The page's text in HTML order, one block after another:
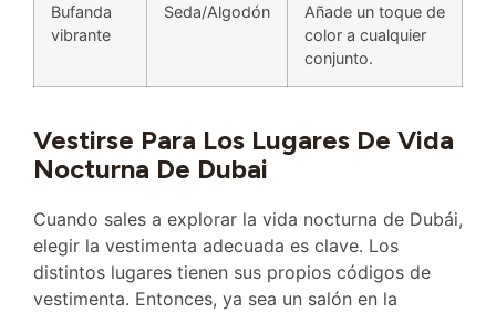
Bufanda
vibrante
Seda/Algodón
Añade un toque de
color a cualquier
conjunto.
Vestirse Para Los Lugares De Vida
Nocturna De Dubai
Cuando sales a explorar la vida nocturna de Dubái,
elegir la vestimenta adecuada es clave. Los
distintos lugares tienen sus propios códigos de
vestimenta. Entonces, ya sea un salón en la